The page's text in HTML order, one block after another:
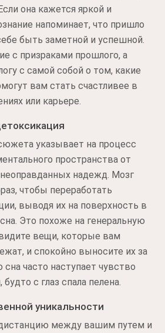
она кажется яркой и
напоминает, что пришло
быть заметной и успешной.
с призраками прошлого, а
с самой собой о том, какие
вам стать счастливее в
или карьере.
указывает на процесс
пространства от
надежд. Мозг
чтобы переработать
выводя их на поверхность в
Это похоже на генеральную
вещи, которые вам
и спокойно выносите их за
сна часто наступает чувство
с глаз спала пелена.
уникальности
между вашим путем и